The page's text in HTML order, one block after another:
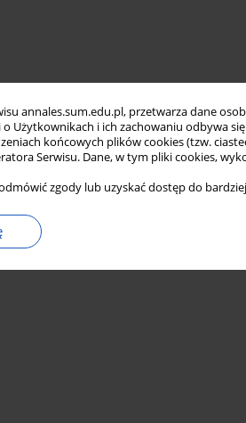
annales.sum.edu.pl, przetwarza dane
Użytkownikach i ich zachowaniu odbywa
końcowych plików cookies (tzw.
Serwisu. Dane, w tym pliki cookies,
zgody lub uzyskać dostęp do